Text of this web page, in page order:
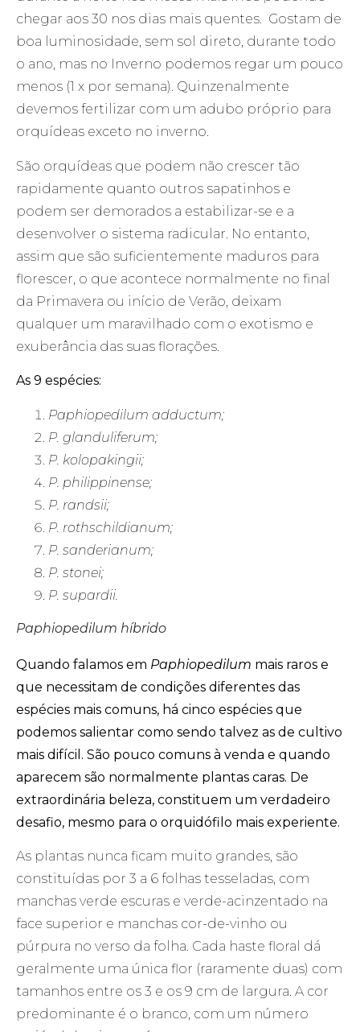
chegar aos 30 nos dias mais quentes. Gostam de
boa luminosidade, sem sol direto, durante todo
o ano, mas no Inverno podemos regar um pouco
menos (1 x por semana). Quinzenalmente
devemos fertilizar com um adubo próprio para
orquídeas exceto no inverno.
São orquídeas que podem não crescer tão
rapidamente quanto outros sapatinhos e
podem ser demorados a estabilizar-se e a
desenvolver o sistema radicular. No entanto,
assim que são suficientemente maduros para
florescer, o que acontece normalmente no final
da Primavera ou início de Verão, deixam
qualquer um maravilhado com o exotismo e
exuberância das suas florações.
As 9 espécies:
Paphiopedilum adductum;
P. glanduliferum;
P. kolopakingii;
P. philippinense;
P. randsii;
P. rothschildianum;
P. sanderianum;
P. stonei;
P. supardii.
Paphiopedilum híbrido
Quando falamos em Paphiopedilum mais raros e
que necessitam de condições diferentes das
espécies mais comuns, há cinco espécies que
podemos salientar como sendo talvez as de cultivo
mais difícil. São pouco comuns à venda e quando
aparecem são normalmente plantas caras. De
extraordinária beleza, constituem um verdadeiro
desafio, mesmo para o orquidófilo mais experiente.
As plantas nunca ficam muito grandes, são
constituídas por 3 a 6 folhas tesseladas, com
manchas verde escuras e verde-acinzentado na
face superior e manchas cor-de-vinho ou
púrpura no verso da folha. Cada haste floral dá
geralmente uma única flor (raramente duas) com
tamanhos entre os 3 e os 9 cm de largura. A cor
predominante é o branco, com um número